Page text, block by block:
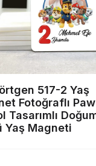
517-2 Yaş
Fotoğraflı Paw
Tasarımlı
Yaş Magneti